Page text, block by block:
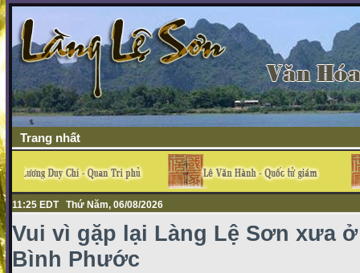
Trang nhất
11:25 EDT Thứ Năm, 06/08/2026
Vui vì gặp lại Làng Lệ Sơn xưa ở
Bình Phước